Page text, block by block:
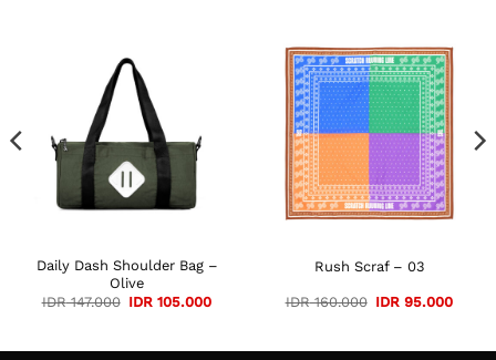
Daily Dash Shoulder Bag –
Olive
IDR147.000 Original
IDR 105.000Current
Rush Scraf – 03
IDR160.000 Original
IDR 95.000